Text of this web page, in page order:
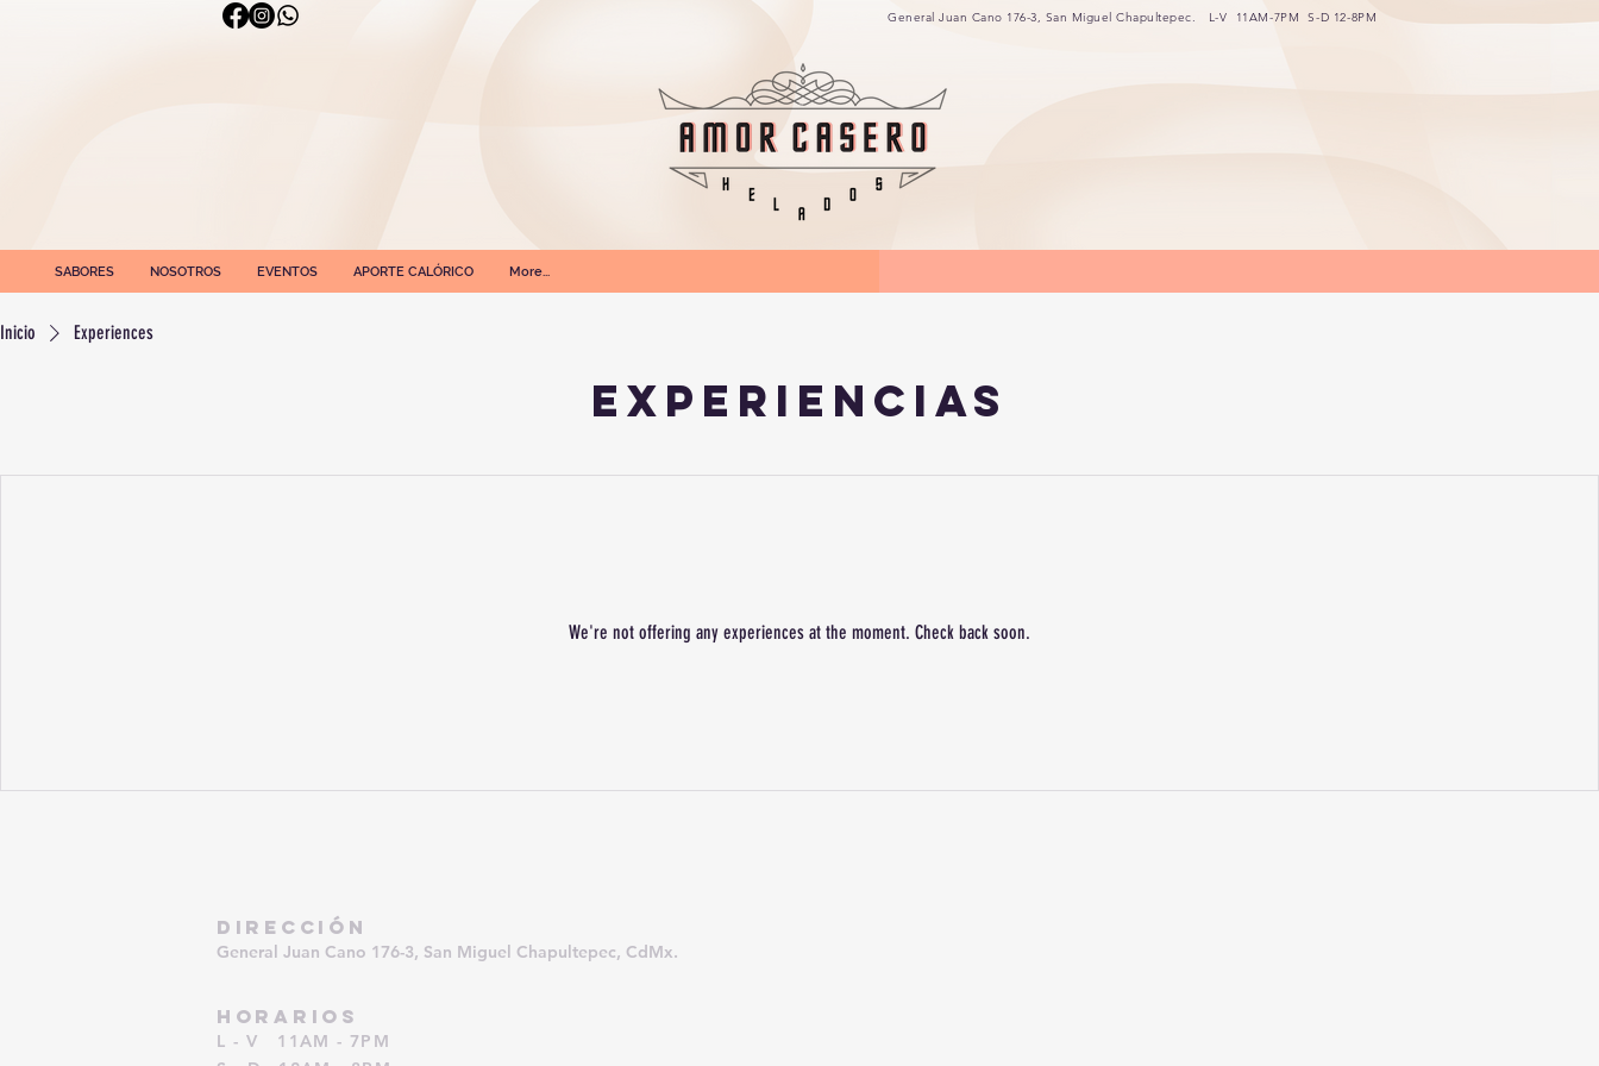
General Juan Cano 176-3, San Miguel Chapultepec. L-V 11AM-7PM S-D 12-8PM
SABORES NOSOTROS EVENTOS APORTE CALÓRICO More...
Inicio Experiences
Experiencias
We're not offering any experiences at the moment. Check back soon.
DIRECCIÓN
General Juan Cano 176-3, San Miguel Chapultepec, CdMx.
HORARIOS
L - V 11AM - 7PM